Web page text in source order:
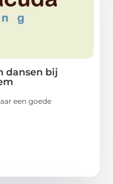
dansen bij
een goede